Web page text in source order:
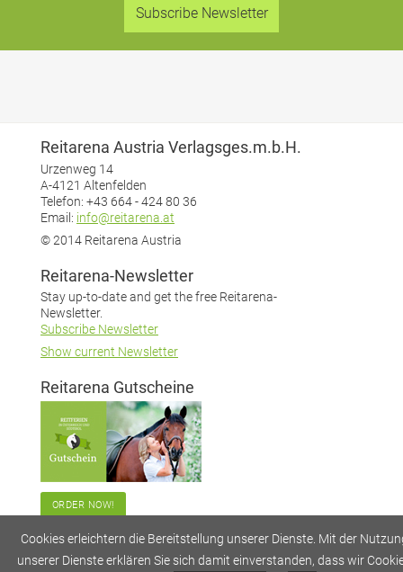
Subscribe Newsletter
Reitarena Austria Verlagsges.m.b.H.
Urzenweg 14
A-4121 Altenfelden
Telefon: +43 664 - 424 80 36
Email: info@reitarena.at
© 2014 Reitarena Austria
Reitarena-Newsletter
Stay up-to-date and get the free Reitarena-
Newsletter.
Subscribe Newsletter
Show current Newsletter
Reitarena Gutscheine
ORDER NOW!
About Reitarena
Imprint
Cookies erleichtern die Bereitstellung unserer Dienste. Mit der
unserer Dienste erklären Sie sich damit einverstanden, dass wir